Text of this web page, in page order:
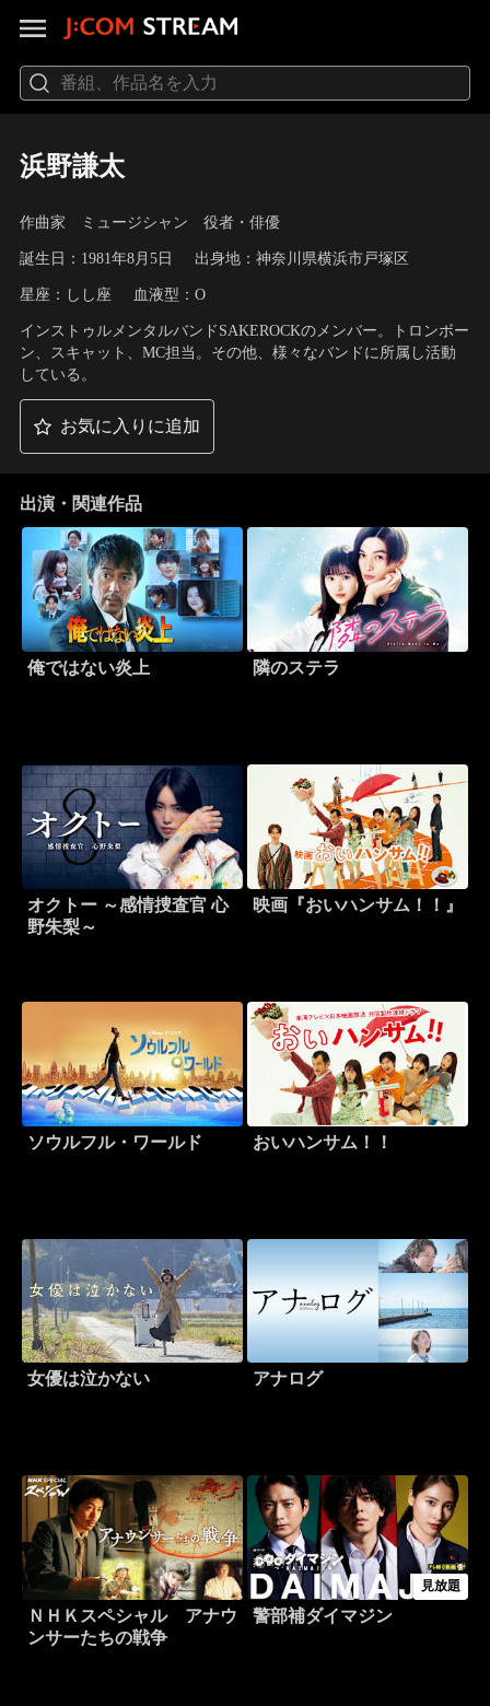
浜野謙太
作曲家 ミュージシャン 役者・俳優
誕生日：1981年8月5日 出身地：神奈川県横浜市戸塚区
星座：しし座 血液型：O
インストゥルメンタルバンドSAKEROCKのメンバー。トロンボー
ン、スキャット、MC担当。その他、様々なバンドに所属し活動
している。
お気に入りに追加
出演・関連作品
俺ではない炎上 隣のステラ
オクトー ～感情捜査官 心
野朱梨～
映画『おいハンサム！！』
ソウルフル・ワールド おいハンサム！！
女優は泣かない アナログ
ＮＨＫスペシャル アナウ
ンサーたちの戦争
見放題
警部補ダイマジン